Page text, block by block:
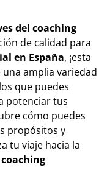
del coaching
de calidad para
en España, ¡esta
amplia variedad
que puedes
potenciar tus
cómo puedes
propósitos y
tu viaje hacia la